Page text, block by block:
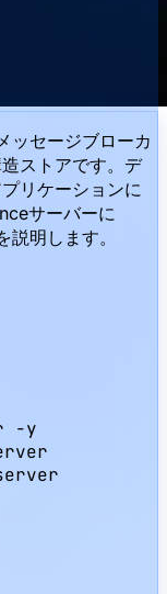
ッセージブローカ
ストアです。デ
リケーションに
サーバーに
明します。
-y